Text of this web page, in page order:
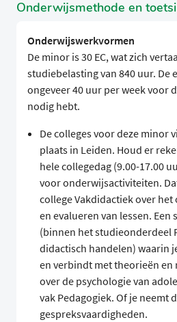
Onderwijsmethode en
Onderwijswerkvormen
De minor is 30 EC, wat zich
studiebelasting van 840 uur. De
ongeveer 40 uur per week voor
nodig hebt.
De colleges voor deze minor
plaats in Leiden. Houd er
hele collegedag (9.00-17.00
voor onderwijsactiviteiten.
college Vakdidactiek over
en evalueren van lessen.
(binnen het studieonderdeel
didactisch handelen) waarin
en verbindt met theorieën en
over de psychologie van
vak Pedagogiek. Of je neemt
gespreksvaardigheden.